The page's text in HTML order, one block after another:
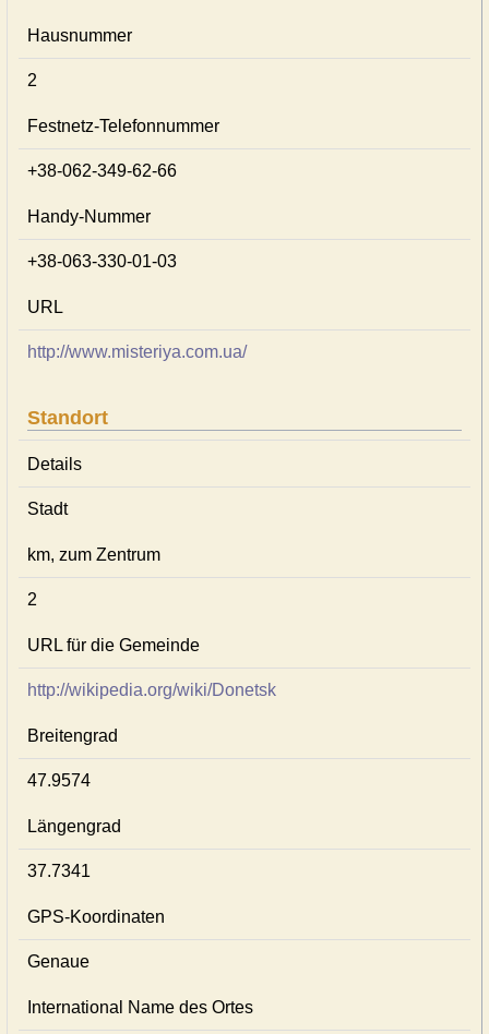
Hausnummer
2
Festnetz-Telefonnummer
+38-062-349-62-66
Handy-Nummer
+38-063-330-01-03
URL
http://www.misteriya.com.ua/
Standort
Details
Stadt
km, zum Zentrum
2
URL für die Gemeinde
http://wikipedia.org/wiki/Donetsk
Breitengrad
47.9574
Längengrad
37.7341
GPS-Koordinaten
Genaue
International Name des Ortes